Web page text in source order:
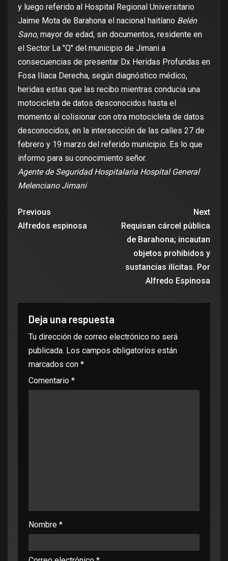
y luego referido al Hospital Regional Universitario
Jaime Mota de Barahona el nacional haitíano Belén
Sano, mayor de edad, sin documentos, residente en
el Sector La "Q" del municipio de Jimani a
consecuencias de presentar Dx Heridas Profundas en
Fosa Iliaca Derecha, según diagnóstico médico,
heridas estas que las recibo mientras conducia una
motocicleta de datos desconocidos hasta el
momento al colisionar con otra motocicleta de datos
desconocidos, en la intersección de las calles 27 de
febrero y 19 marzo del referido municipio. Es lo que
informo para su conocimiento señor.
Agente de Seguridad Hospitalaria Hospital General
Melenciano Jimani
Previous
Alfredos espinosa
Next
Requisan cárcel pública
de Barahona; incautan
objetos prohibidos y
sustancias ilícitas. Por
Alfredo Espinosa
Deja una respuesta
Tu dirección de correo electrónico no será
publicada. Los campos obligatorios están
marcados con *
Comentario *
Nombre *